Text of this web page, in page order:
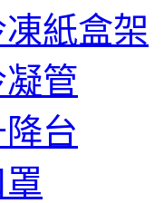
凍紙盒架
凝管
台
罩